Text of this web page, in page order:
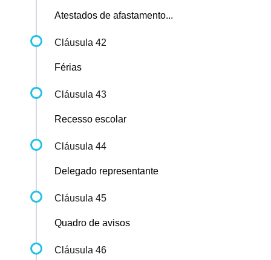
Atestados de afastamento...
Cláusula 42
Férias
Cláusula 43
Recesso escolar
Cláusula 44
Delegado representante
Cláusula 45
Quadro de avisos
Cláusula 46